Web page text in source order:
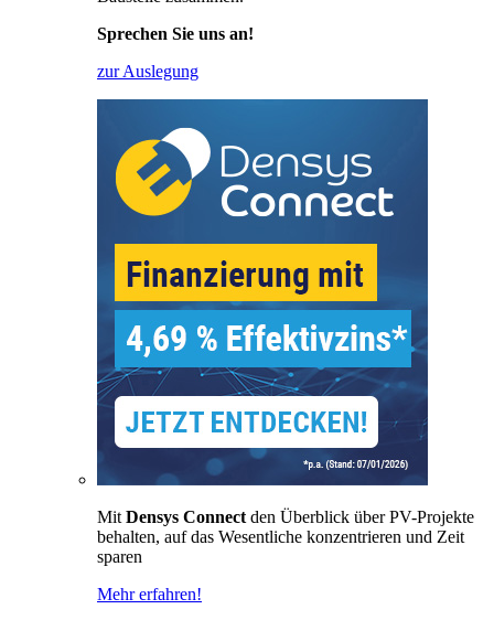
Sprechen Sie uns an!
zur Auslegung
Mit Densys Connect den Überblick über PV-Projekte
behalten, auf das Wesentliche konzentrieren und Zeit
sparen
Mehr erfahren!